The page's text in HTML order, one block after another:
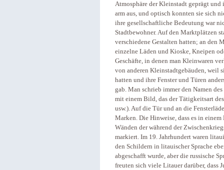
Atmosphäre der Kleinstadt geprägt
arm aus, und optisch konnten sie sich
ihre gesellschaftliche Bedeutung war
Stadtbewohner. Auf den Marktplätzen
verschiedene Gestalten hatten; an den
einzelne Läden und Kioske, Kneipen
Geschäfte, in denen man Kleinwaren
von anderen Kleinstadtgebäuden, weil
hatten und ihre Fenster und Türen
gab. Man schrieb immer den Namen
mit einem Bild, das der Tätigkeitsart
usw.). Auf die Tür und an die
Marken. Die Hinweise, dass es in
Wänden der während der
markiert. Im 19. Jahrhundert waren
den Schildern in litauischer Sprache
abgeschafft wurde, aber die russische
freuten sich viele Litauer darüber, dass